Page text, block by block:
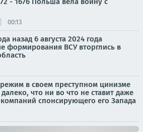
00:13
назад 6 августа 2024 года
формирования ВСУ вторглись в
в своем преступном цинизме
что ни во что не ставит даже
спонсирующего его Запада